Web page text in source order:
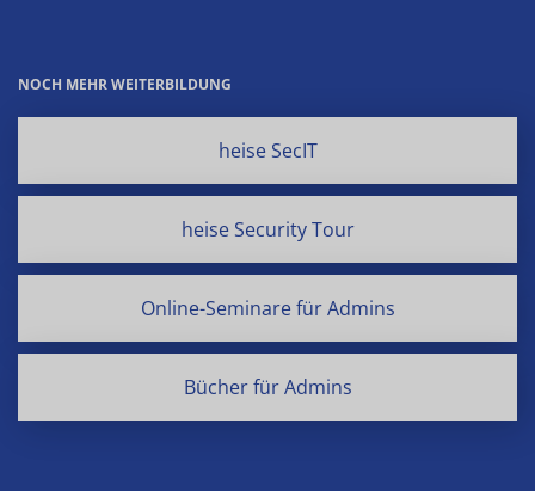
NOCH MEHR WEITERBILDUNG
heise SecIT
heise Security Tour
Online-Seminare für Admins
Bücher für Admins